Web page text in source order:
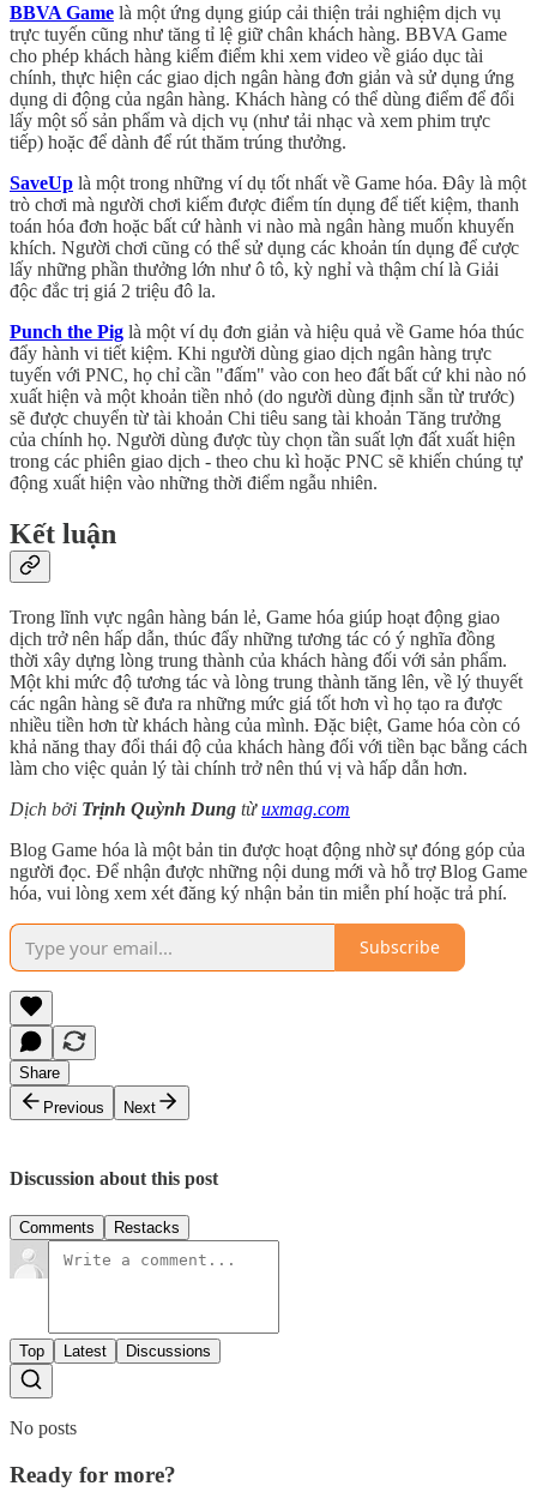
BBVA Game là một ứng dụng giúp cải thiện trải nghiệm dịch vụ
trực tuyến cũng như tăng tỉ lệ giữ chân khách hàng. BBVA Game
cho phép khách hàng kiếm điểm khi xem video về giáo dục tài
chính, thực hiện các giao dịch ngân hàng đơn giản và sử dụng ứng
dụng di động của ngân hàng. Khách hàng có thể dùng điểm để đổi
lấy một số sản phẩm và dịch vụ (như tải nhạc và xem phim trực
tiếp) hoặc để dành để rút thăm trúng thưởng.
SaveUp là một trong những ví dụ tốt nhất về Game hóa. Đây là một
trò chơi mà người chơi kiếm được điểm tín dụng để tiết kiệm, thanh
toán hóa đơn hoặc bất cứ hành vi nào mà ngân hàng muốn khuyến
khích. Người chơi cũng có thể sử dụng các khoản tín dụng để cược
lấy những phần thưởng lớn như ô tô, kỳ nghỉ và thậm chí là Giải
độc đắc trị giá 2 triệu đô la.
Punch the Pig là một ví dụ đơn giản và hiệu quả về Game hóa thúc
đẩy hành vi tiết kiệm. Khi người dùng giao dịch ngân hàng trực
tuyến với PNC, họ chỉ cần "đấm" vào con heo đất bất cứ khi nào nó
xuất hiện và một khoản tiền nhỏ (do người dùng định sẵn từ trước)
sẽ được chuyển từ tài khoản Chi tiêu sang tài khoản Tăng trưởng
của chính họ. Người dùng được tùy chọn tần suất lợn đất xuất hiện
trong các phiên giao dịch - theo chu kì hoặc PNC sẽ khiến chúng tự
động xuất hiện vào những thời điểm ngẫu nhiên.
Kết luận
Trong lĩnh vực ngân hàng bán lẻ, Game hóa giúp hoạt động giao
dịch trở nên hấp dẫn, thúc đẩy những tương tác có ý nghĩa đồng
thời xây dựng lòng trung thành của khách hàng đối với sản phẩm.
Một khi mức độ tương tác và lòng trung thành tăng lên, về lý thuyết
các ngân hàng sẽ đưa ra những mức giá tốt hơn vì họ tạo ra được
nhiều tiền hơn từ khách hàng của mình. Đặc biệt, Game hóa còn có
khả năng thay đổi thái độ của khách hàng đối với tiền bạc bằng cách
làm cho việc quản lý tài chính trở nên thú vị và hấp dẫn hơn.
Dịch bởi Trịnh Quỳnh Dung từuxmag.com
Blog Game hóa là một bản tin được hoạt động nhờ sự đóng góp của
người đọc. Để nhận được những nội dung mới và hỗ trợ Blog Game
hóa, vui lòng xem xét đăng ký nhận bản tin miễn phí hoặc trả phí.
Subscribe
Share
Previous
Next
Discussion about this post
Comments Restacks
Top Latest Discussions
No posts
Ready for more?